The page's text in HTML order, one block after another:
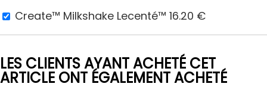
Create™ Milkshake Lecenté™ 16.20 €
LES CLIENTS AYANT ACHETÉ CET
ARTICLE ONT ÉGALEMENT ACHETÉ